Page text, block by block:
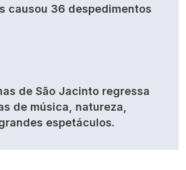
causou 36 despedimentos
de São Jacinto regressa
de música, natureza,
espetáculos.